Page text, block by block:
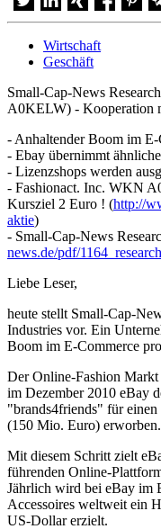
Wirtschaft
Geschäft
Small-Cap-News
A0KELW) - Kooperation
- Anhaltender Boom im E-
- Ebay übernimmt
- Lizenzshops werden
- Fashionact. Inc. WKN
Kursziel 2 Euro ! (http://
aktie)
- Small-Cap-News
news.de/pdf/
Liebe Leser,
heute stellt Small-Cap-
Industries vor. Ein
Boom im E-Commerce
Der Online-Fashion
im Dezember 2010 eBay
"brands4friends" für
(150 Mio. Euro) erworben.
Mit diesem Schritt zielt
führenden Online-
Jährlich wird bei eBay im
Accessoires weltweit ein
US-Dollar erzielt.